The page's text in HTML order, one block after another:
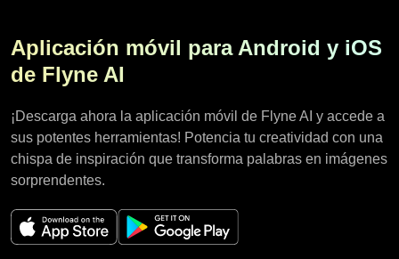
Aplicación móvil para Android y iOS
de Flyne AI
¡Descarga ahora la aplicación móvil de Flyne AI y accede a
sus potentes herramientas! Potencia tu creatividad con una
chispa de inspiración que transforma palabras en imágenes
sorprendentes.